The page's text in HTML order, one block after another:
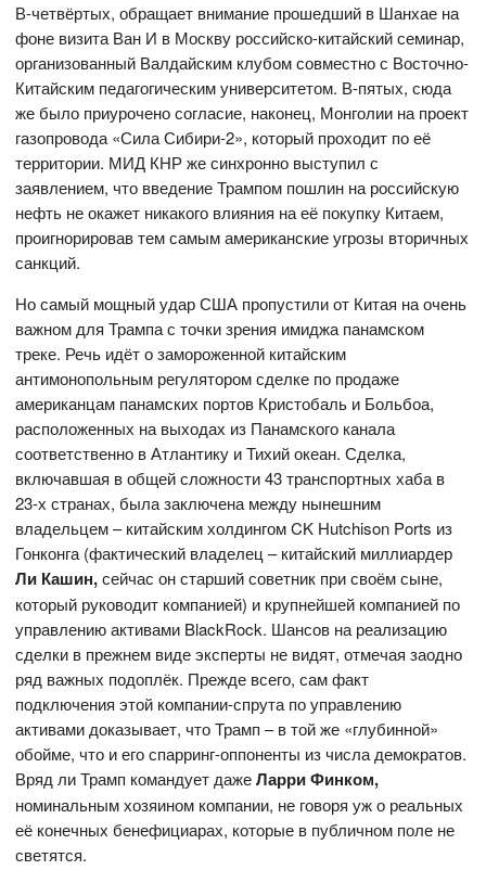
В-четвёртых, обращает внимание прошедший в Шанхае на
фоне визита Ван И в Москву российско-китайский семинар,
организованный Валдайским клубом совместно с Восточно-
Китайским педагогическим университетом. В-пятых, сюда
же было приурочено согласие, наконец, Монголии на проект
газопровода «Сила Сибири-2», который проходит по её
территории. МИД КНР же синхронно выступил с
заявлением, что введение Трампом пошлин на российскую
нефть не окажет никакого влияния на её покупку Китаем,
проигнорировав тем самым американские угрозы вторичных
санкций.
Но самый мощный удар США пропустили от Китая на очень
важном для Трампа с точки зрения имиджа панамском
треке. Речь идёт о замороженной китайским
антимонопольным регулятором сделке по продаже
американцам панамских портов Кристобаль и Больбоа,
расположенных на выходах из Панамского канала
соответственно в Атлантику и Тихий океан. Сделка,
включавшая в общей сложности 43 транспортных хаба в
23-х странах, была заключена между нынешним
владельцем – китайским холдингом CK Hutchison Ports из
Гонконга (фактический владелец – китайский миллиардер
Ли Кашин,сейчас он старший советник при своём сыне,
который руководит компанией) и крупнейшей компанией по
управлению активами BlackRock. Шансов на реализацию
сделки в прежнем виде эксперты не видят, отмечая заодно
ряд важных подоплёк. Прежде всего, сам факт
подключения этой компании-спрута по управлению
активами доказывает, что Трамп – в той же «глубинной»
обойме, что и его спарринг-оппоненты из числа демократов.
Вряд ли Трамп командует дажеЛарри Финком,
номинальным хозяином компании, не говоря уж о реальных
её конечных бенефициарах, которые в публичном поле не
светятся.